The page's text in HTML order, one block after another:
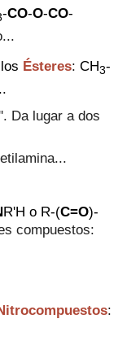
-CO-O-CO-
Ésteres:CH3-
Da lugar a dos
R'H o R-(C=O)-
compuestos:
: